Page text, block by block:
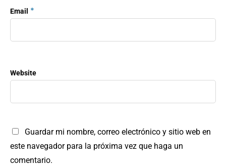
Email *
Website
Guardar mi nombre, correo electrónico y sitio web en
este navegador para la próxima vez que haga un
comentario.